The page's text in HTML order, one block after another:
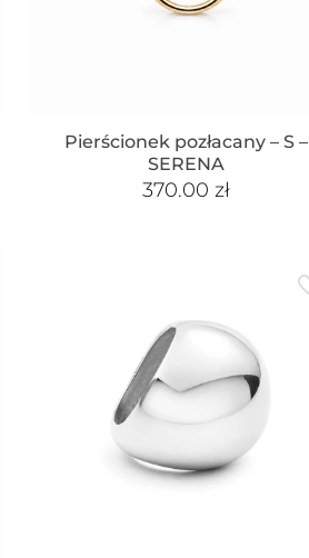
Pierścionek pozłacany – S –
SERENA
370.00 zł